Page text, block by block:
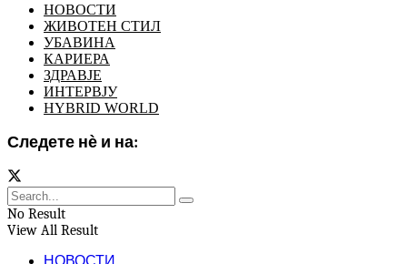
НОВОСТИ
ЖИВОТЕН СТИЛ
УБАВИНА
КАРИЕРА
ЗДРАВЈЕ
ИНТЕРВЈУ
HYBRID WORLD
Следете нѐ и на:
No Result
View All Result